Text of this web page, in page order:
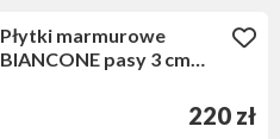
Płytki marmurowe
BIANCONE pasy 3 cm
220 zł